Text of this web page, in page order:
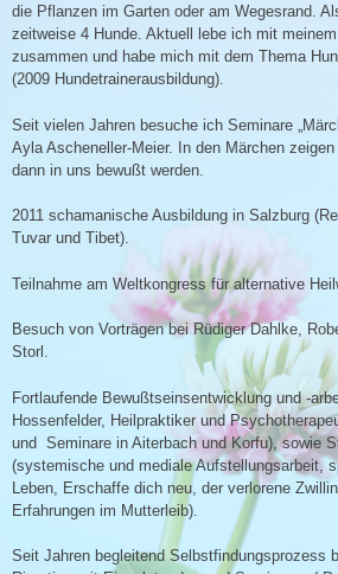
die Pflanzen im Garten oder am Wegesrand.
zeitweise 4 Hunde. Aktuell lebe ich mit
zusammen und habe mich mit dem Thema
(2009 Hundetrainerausbildung).
Seit vielen Jahren besuche ich Seminare
Ayla Ascheneller-Meier. In den Märchen
dann in uns bewußt werden.
2011 schamanische Ausbildung in Salzburg
Tuvar und Tibet).
Teilnahme am Weltkongress für alternative
Besuch von Vorträgen bei Rüdiger Dahlke,
Storl.
Fortlaufende Bewußtseinsentwicklung und -
Hossenfelder, Heilpraktiker und
und Seminare in Aiterbach und Korfu), sowie
(systemische und mediale Aufstellungsarbeit,
Leben, Erschaffe dich neu, der verlorene
Erfahrungen im Mutterleib).
Seit Jahren begleitend Selbstfindungsprozess